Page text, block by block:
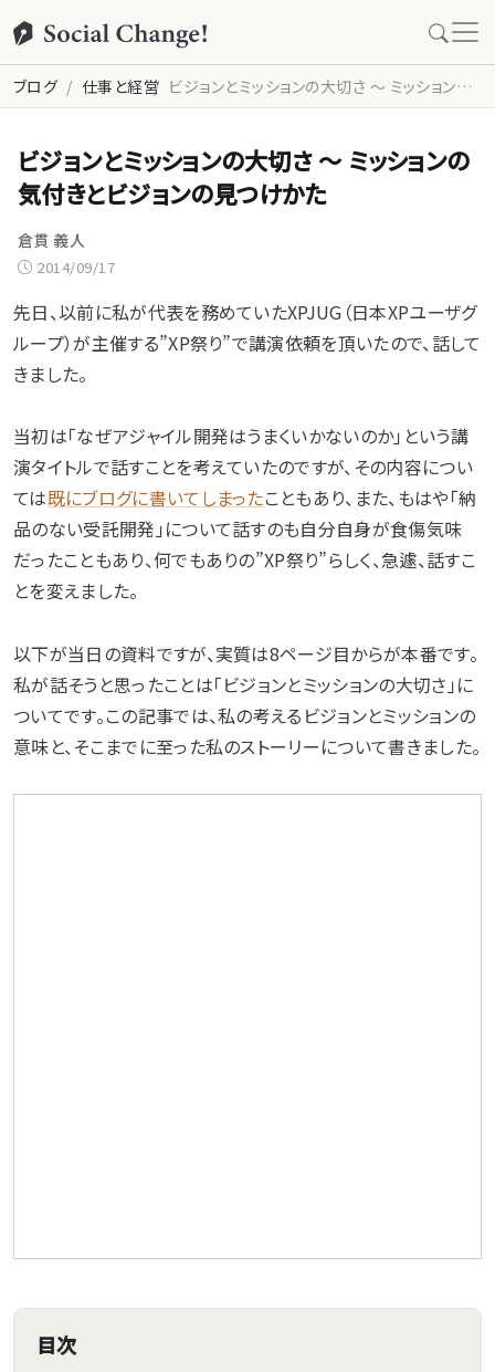
ブログ 仕事と経営 ビジョンとミッションの大切さ 〜 ミッションの気付きとビジョンの見つけかた
ビジョンとミッションの大切さ 〜 ミッションの
気付きとビジョンの見つけかた
倉貫 義人
2014/09/17
先日、以前に私が代表を務めていたXPJUG（日本XPユーザグ
ループ）が主催する”XP祭り”で講演依頼を頂いたので、話して
きました。
当初は「なぜアジャイル開発はうまくいかないのか」という講
演タイトルで話すことを考えていたのですが、その内容につい
ては既にブログに書いてしまったこともあり、また、もはや「納
品のない受託開発」について話すのも自分自身が食傷気味
だったこともあり、何でもありの”XP祭り”らしく、急遽、話すこ
とを変えました。
以下が当日の資料ですが、実質は8ページ目からが本番です。
私が話そうと思ったことは「ビジョンとミッションの大切さ」に
ついてです。この記事では、私の考えるビジョンとミッションの
意味と、そこまでに至った私のストーリーについて書きました。
目次